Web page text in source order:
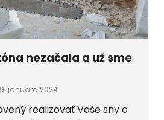
nezačala a už sme
januára 2024
realizovať Vaše sny o